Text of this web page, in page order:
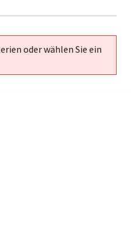
oder wählen Sie ein